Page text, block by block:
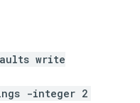
write
-integer 2